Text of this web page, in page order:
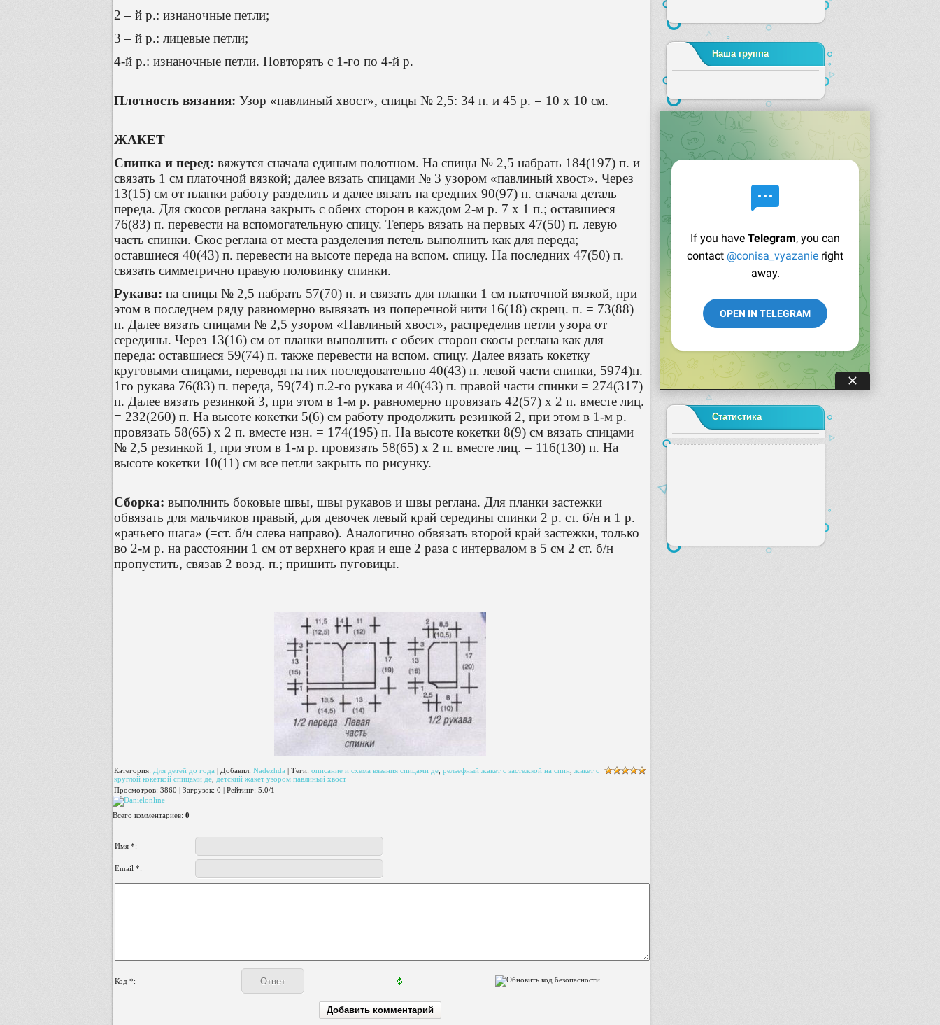
2 – й р.: изнаночные петли;
3 – й р.: лицевые петли;
4-й р.: изнаночные петли. Повторять с 1-го по 4-й р.
Плотность вязания: Узор «павлиный хвост», спицы № 2,5: 34 п. и 45 р. = 10 х 10 см.
ЖАКЕТ
Спинка и перед: вяжутся сначала единым полотном. На спицы № 2,5 набрать 184(197) п. и
связать 1 см платочной вязкой; далее вязать спицами № 3 узором «павлиный хвост». Через
13(15) см от планки работу разделить и далее вязать на средних 90(97) п. сначала деталь
переда. Для скосов реглана закрыть с обеих сторон в каждом 2-м р. 7 х 1 п.; оставшиеся
76(83) п. перевести на вспомогательную спицу. Теперь вязать на первых 47(50) п. левую
часть спинки. Скос реглана от места разделения петель выполнить как для переда;
оставшиеся 40(43) п. перевести на высоте переда на вспом. спицу. На последних 47(50) п.
связать симметрично правую половинку спинки.
Рукава: на спицы № 2,5 набрать 57(70) п. и связать для планки 1 см платочной вязкой, при
этом в последнем ряду равномерно вывязать из поперечной нити 16(18) скрещ. п. = 73(88)
п. Далее вязать спицами № 2,5 узором «Павлиный хвост», распределив петли узора от
середины. Через 13(16) см от планки выполнить с обеих сторон скосы реглана как для
переда: оставшиеся 59(74) п. также перевести на вспом. спицу. Далее вязать кокетку
круговыми спицами, переводя на них последовательно 40(43) п. левой части спинки, 5974)п.
1го рукава 76(83) п. переда, 59(74) п.2-го рукава и 40(43) п. правой части спинки = 274(317)
п. Далее вязать резинкой 3, при этом в 1-м р. равномерно провязать 42(57) х 2 п. вместе лиц.
= 232(260) п. На высоте кокетки 5(6) см работу продолжить резинкой 2, при этом в 1-м р.
провязать 58(65) х 2 п. вместе изн. = 174(195) п. На высоте кокетки 8(9) см вязать спицами
№ 2,5 резинкой 1, при этом в 1-м р. провязать 58(65) х 2 п. вместе лиц. = 116(130) п. На
высоте кокетки 10(11) см все петли закрыть по рисунку.
Сборка: выполнить боковые швы, швы рукавов и швы реглана. Для планки застежки
обвязать для мальчиков правый, для девочек левый край середины спинки 2 р. ст. б/н и 1 р.
«рачьего шага» (=ст. б/н слева направо). Аналогично обвязать второй край застежки, только
во 2-м р. на расстоянии 1 см от верхнего края и еще 2 раза с интервалом в 5 см 2 ст. б/н
пропустить, связав 2 возд. п.; пришить пуговицы.
Категория: Для детей до года | Добавил: Nadezhda | Теги: описание и схема вязания спицами де рельефный жакет с застежкой на спин жакет с
круглой кокеткой спицами де детский жакет узором павлиный хвост
Просмотров: 3860 | Загрузок: 0 | Рейтинг: 5.0/1
Всего комментариев: 0
Имя *:
Email *:
Код *:
Наша группа
Статистика